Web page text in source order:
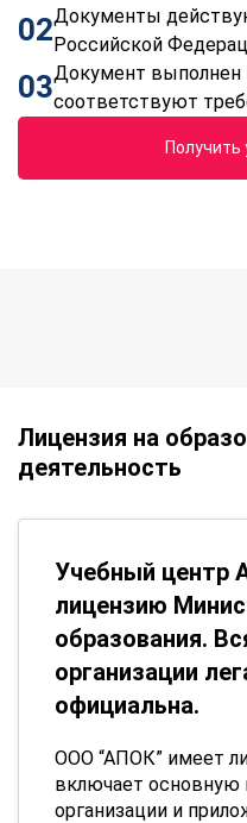
02Документы
Российской
03Документ выполнен
соответствуют
Лицензия на
деятельность
Учебный центр
лицензию
образования.
организации
официальна.
ООО “АПОК” имеет
включает
организации и